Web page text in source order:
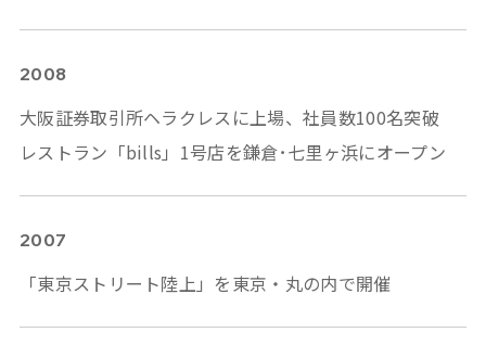
2008
大阪証券取引所ヘラクレスに上場、社員数100名突破
レストラン「bills」1号店を鎌倉･七里ヶ浜にオープン
2007
「東京ストリート陸上」を東京・丸の内で開催